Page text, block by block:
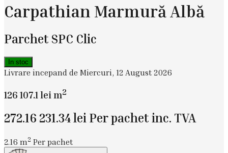
Carpathian Marmură Albă
Parchet SPC Clic
In stoc
Livrare incepand de Miercuri, 12 August 2026
126 107.1 lei m2
272.16 231.34lei Per pachet inc. TVA
2.16 m2 Per pachet